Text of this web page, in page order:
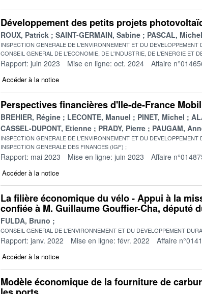
Développement des petits projets
ROUX, Patrick SAINT-GERMAIN, Sabine PASCAL, Michel
INSPECTION GENERALE DE L'ENVIRONNEMENT ET DU DEVELOPPEMENT
CONSEIL GENERAL DE L'ECONOMIE, DE L'INDUSTRIE, DE L'ENERGIE ET
Rapport: juin 2023 Mise en ligne: oct. 2024 Affaire
Accéder à la notice
Perspectives financières d'Ile-de-France
BREHIER, Régine LECONTE, Manuel PINET, Michel
CASSEL-DUPONT, Etienne
PRADY, Pierre PAUGAM,
INSPECTION GENERALE DE L'ENVIRONNEMENT ET DU DEVELOPPEMENT
INSPECTION GENERALE DES FINANCES (IGF)
Rapport: mai 2023 Mise en ligne: juin 2023 Affaire
Accéder à la notice
La filière économique du vélo - Appui à la
confiée à M. Guillaume Gouffier-Cha, député
FULDA, Bruno
CONSEIL GENERAL DE L'ENVIRONNEMENT ET DU DEVELOPPEMENT
Rapport: janv. 2022 Mise en ligne: févr. 2022 Affaire
Accéder à la notice
Modèle économique de la fourniture de